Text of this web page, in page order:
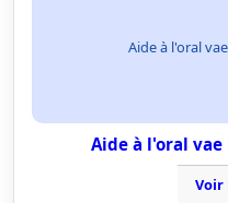
Aide à l'oral
Aide à l'oral
Voir